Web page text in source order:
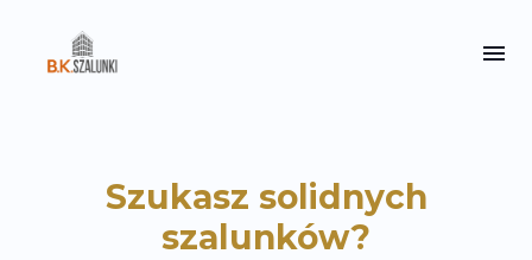
Szukasz solidnych
szalunków?